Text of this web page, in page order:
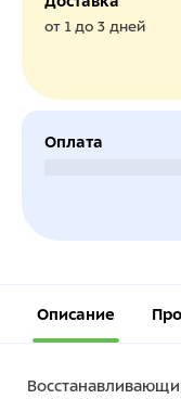
от 1 до 3 дней
Оплата
Описание